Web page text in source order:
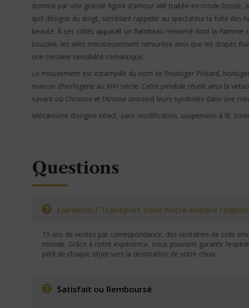
dominé par une grande figure d’amour ailé traitée en ronde-bosse,
qu’il désigne du doigt, semblant rappeler au spectateur la fuite
beauté. À ses côtés apparaît un flambeau renversé dont la flamme
bouclée, les ailes minutieusement nervurées ainsi que les drapés
une certaine sensibilité romantique.
Le mouvement est estampillé du nom de l’horloger Pickard,
maison d’horlogerie au XIXᵉ siècle. Cette pendule réunit ainsi la
savant où Chronos et l’Amour unissent leurs symboles dans une
Mécanisme d’origine intact, sans modification, suspension à fil.
Questions
Livraison / Transport sous notre entière
15 ans de ventes par correspondance, des centaines de colis
monde. Grâce à notre expérience, nous pouvons garantir
péril de chaque objet vers la destination de votre choix.
Satisfait ou Remboursé